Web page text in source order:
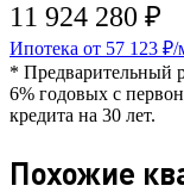
11 924 280 ₽
Ипотека от 57 123 ₽/
* Предварительный
6% годовых с
кредита на 30 лет.
Похожие